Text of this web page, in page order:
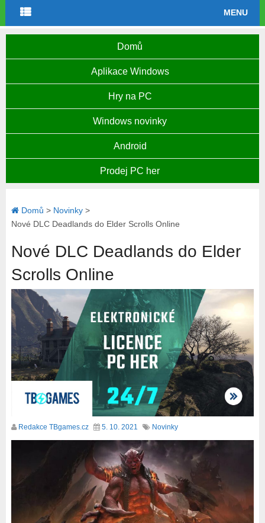
MENU
Domů
Aplikace Windows
Hry na PC
Windows novinky
Android
Prodej PC her
Domů > Novinky>
Nové DLC Deadlands do Elder Scrolls Online
Nové DLC Deadlands do Elder
Scrolls Online
Redakce TBgames.cz 5. 10. 2021 Novinky